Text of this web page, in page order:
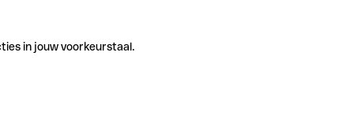
in jouw voorkeurstaal.